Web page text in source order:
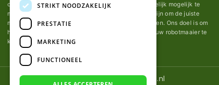
onderhoud van robot grasmaaier mesjes zo gemakkelijk mogelijk te
maken. Uit ervaring merkten we hoe lastig het kan zijn om de juiste
messen voor een automatische grasmachine te vinden. Ons doel is om
het u makkelijk te maken om de goede mesjes voor uw robotmaaier te
kopen.
© 2026 Robotmaaier-mesjes.nl
STRIKT NOODZAKELIJK
PRESTATIE
MARKETING
FUNCTIONEEL